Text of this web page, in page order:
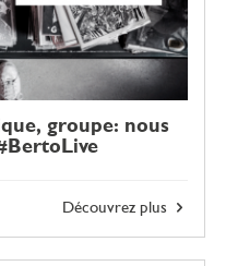
groupe: nous
Découvrez plus